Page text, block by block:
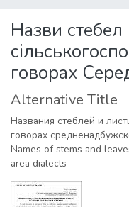
Statistics
Назви стебел
говорах
Alternative Title
Названия стеблей и
говорах
Names of stems and
area dialects